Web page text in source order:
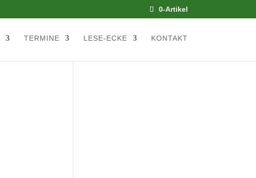
0-Artikel
TERMINE LESE-ECKE KONTAKT